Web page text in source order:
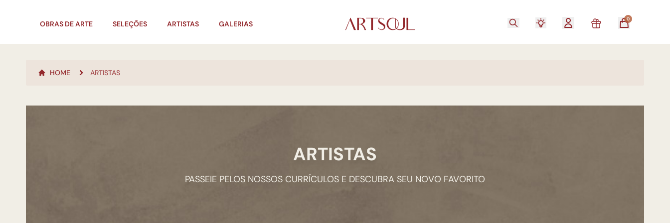
OBRAS DE ARTE SELEÇÕES ARTISTAS GALERIAS
0
HOME ARTISTAS
ARTISTAS
PASSEIE PELOS NOSSOS CURRÍCULOS E DESCUBRA SEU NOVO FAVORITO